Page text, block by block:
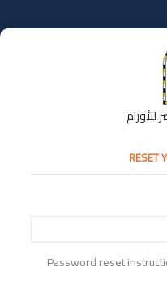
RESET
Password reset